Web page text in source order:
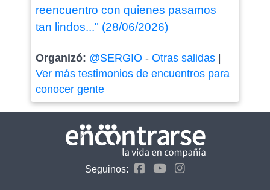
reencuentro con quienes pasamos
tan lindos..." (28/06/2026)
Organizó: @SERGIO - Otras salidas|
Ver más testimonios de encuentros para
conocer gente
Seguinos: